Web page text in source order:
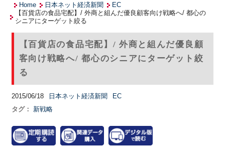
Home 日本ネット経済新聞
EC
【百貨店の食品宅配】/ 外商と組んだ優良顧客向け戦略へ/ 都心の
シニアにターゲット絞る
【百貨店の食品宅配】/ 外商と組んだ優良顧
客向け戦略へ/ 都心のシニアにターゲット絞
る
2015/06/18 日本ネット経済新聞
EC
タグ：
新戦略